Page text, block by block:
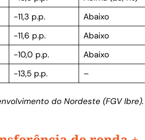
-11,3 p.p.
Abaixo
-11,6 p.p.
Abaixo
-10,0 p.p.
Abaixo
-13,5 p.p. –
do Nordeste (FGV Ibre).